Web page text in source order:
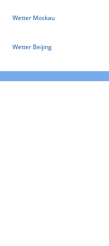
Wetter Moskau
Wetter Beijing